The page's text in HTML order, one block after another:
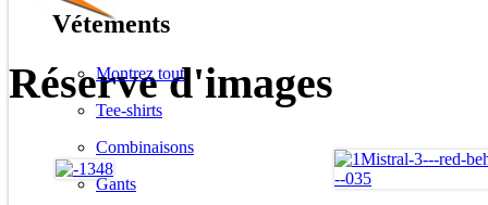
Vétements
Montrez tout
Tee-shirts
Combinaisons
Gants
Réserve d'images